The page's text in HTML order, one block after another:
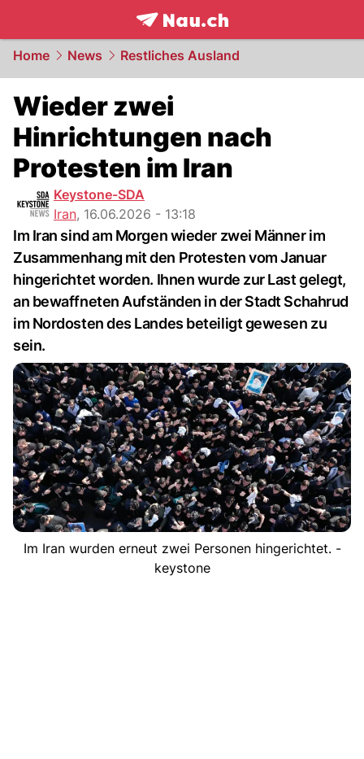
frontpage.NAU.ch
Home News Restliches Ausland
Wieder zwei
Hinrichtungen nach
Protesten im Iran
Keystone-SDA
Iran, 16.06.2026 - 13:18
Im Iran sind am Morgen wieder zwei Männer im
Zusammenhang mit den Protesten vom Januar
hingerichtet worden. Ihnen wurde zur Last gelegt,
an bewaffneten Aufständen in der Stadt Schahrud
im Nordosten des Landes beteiligt gewesen zu
sein.
Im Iran wurden erneut zwei Personen hingerichtet. -
keystone